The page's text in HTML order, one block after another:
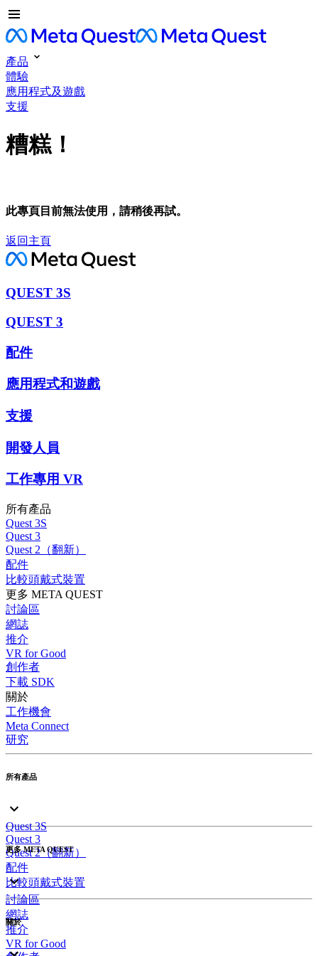
產品
體驗
應用程式及遊戲
支援
糟糕！
此專頁目前無法使用，請稍後再試。
返回主頁
QUEST 3S
QUEST 3
配件
應用程式和遊戲
支援
開發人員
工作專用 VR
所有產品
Quest 3S
Quest 3
Quest 2（翻新）
配件
比較頭戴式裝置
更多 META QUEST
討論區
網誌
推介
VR for Good
創作者
下載 SDK
關於
工作機會
Meta Connect
研究
所有產品
Quest 3S
Quest 3
Quest 2（翻新）
配件
比較頭戴式裝置
更多 META QUEST
討論區
網誌
推介
VR for Good
關於